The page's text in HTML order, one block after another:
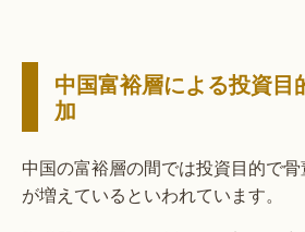
中国富裕層による投資目
加
中国の富裕層の間では投資目的で
が増えているといわれています。